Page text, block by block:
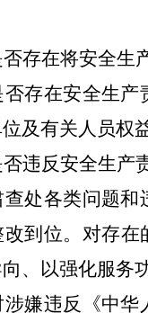
否存在将安全
否存在安全生产
及有关人员权
否违反安全生
处各类问题
到位。对存
、以强化服务
涉嫌违反《中